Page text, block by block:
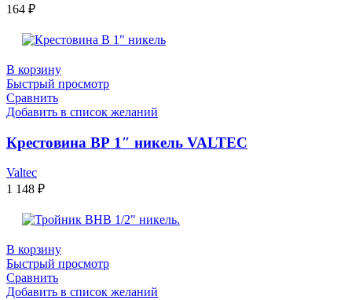
164 ₽
В корзину
Быстрый просмотр
Сравнить
Добавить в список желаний
Крестовина ВР 1″ никель VALTEC
Valtec
1 148 ₽
В корзину
Быстрый просмотр
Сравнить
Добавить в список желаний